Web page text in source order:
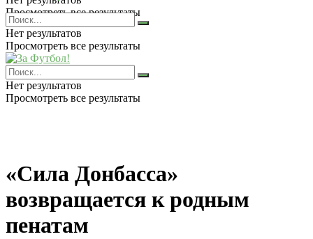
Просмотреть все результаты
Нет результатов
Просмотреть все результаты
Нет результатов
Просмотреть все результаты
«Сила Донбасса»
возвращается к родным
пенатам